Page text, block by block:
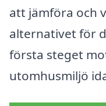
att jämföra och
alternativet för
första steget
utomhusmiljö